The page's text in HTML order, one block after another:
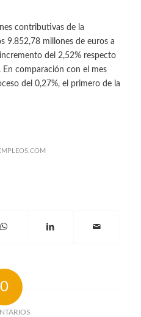
contributivas de la
9.852,78 millones de euros a
del 2,52% respecto
En comparación con el mes
del 0,27%, el primero de la
0